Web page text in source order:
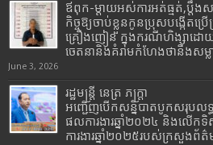
ឪពុក-ម្ដាយអស់ការអត់ធ្មត់,ប្ដឹងស
កិច្ចឱ្យចាប់ខ្លួនកូនប្រុសបង្កើតប្រើ
គ្រឿងញៀន ក្នុងករណីហិង្សាដោ
ចេតនានិងគំរាមកំហែងថានឹងសម្ល
June 3, 2026
រដ្ឋមន្រ្តី​ នេត្រ​ ភក្ត្រា​
អញ្ជើញបើកសន្និបាតបូកសរុបលទ្ធ
ផលការងារឆ្នាំ២០២៤ និងលើក
ការងារឆ្នាំ២០២៥របស់​ក្រសួង​ព័ត៌